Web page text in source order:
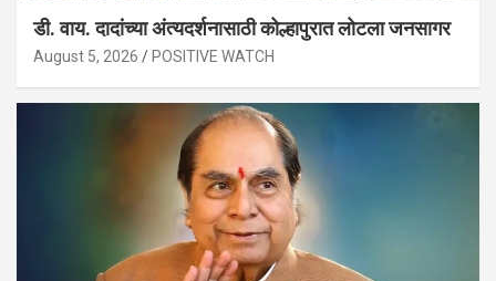
डी. वाय. दादांच्या अंत्यदर्शनासाठी कोल्हापुरात लोटला जनसागर
August 5, 2026 POSITIVE WATCH